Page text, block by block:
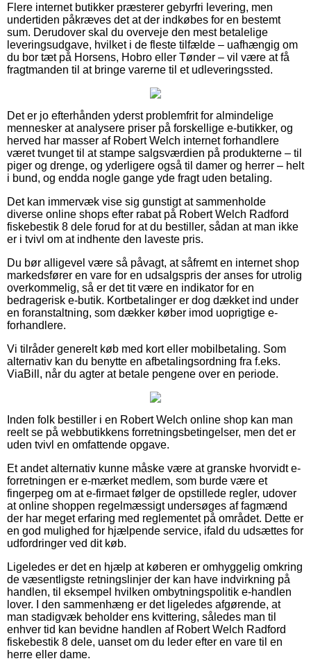
Flere internet butikker præsterer gebyrfri levering, men
undertiden påkræves det at der indkøbes for en bestemt
sum. Derudover skal du overveje den mest betalelige
leveringsudgave, hvilket i de fleste tilfælde – uafhængig om
du bor tæt på Horsens, Hobro eller Tønder – vil være at få
fragtmanden til at bringe varerne til et udleveringssted.
Det er jo efterhånden yderst problemfrit for almindelige
mennesker at analysere priser på forskellige e-butikker, og
herved har masser af Robert Welch internet forhandlere
været tvunget til at stampe salgsværdien på produkterne – til
piger og drenge, og yderligere også til damer og herrer – helt
i bund, og endda nogle gange yde fragt uden betaling.
Det kan immervæk vise sig gunstigt at sammenholde
diverse online shops efter rabat på Robert Welch Radford
fiskebestik 8 dele forud for at du bestiller, sådan at man ikke
er i tvivl om at indhente den laveste pris.
Du bør alligevel være så påvagt, at såfremt en internet shop
markedsfører en vare for en udsalgspris der anses for utrolig
overkommelig, så er det tit være en indikator for en
bedragerisk e-butik. Kortbetalinger er dog dækket ind under
en foranstaltning, som dækker køber imod uoprigtige e-
forhandlere.
Vi tilråder generelt køb med kort eller mobilbetaling. Som
alternativ kan du benytte en afbetalingsordning fra f.eks.
ViaBill, når du agter at betale pengene over en periode.
Inden folk bestiller i en Robert Welch online shop kan man
reelt se på webbutikkens forretningsbetingelser, men det er
uden tvivl en omfattende opgave.
Et andet alternativ kunne måske være at granske hvorvidt e-
forretningen er e-mærket medlem, som burde være et
fingerpeg om at e-firmaet følger de opstillede regler, udover
at online shoppen regelmæssigt undersøges af fagmænd
der har meget erfaring med reglementet på området. Dette er
en god mulighed for hjælpende service, ifald du udsættes for
udfordringer ved dit køb.
Ligeledes er det en hjælp at køberen er omhyggelig omkring
de væsentligste retningslinjer der kan have indvirkning på
handlen, til eksempel hvilken ombytningspolitik e-handlen
lover. I den sammenhæng er det ligeledes afgørende, at
man stadigvæk beholder ens kvittering, således man til
enhver tid kan bevidne handlen af Robert Welch Radford
fiskebestik 8 dele, uanset om du leder efter en vare til en
herre eller dame.